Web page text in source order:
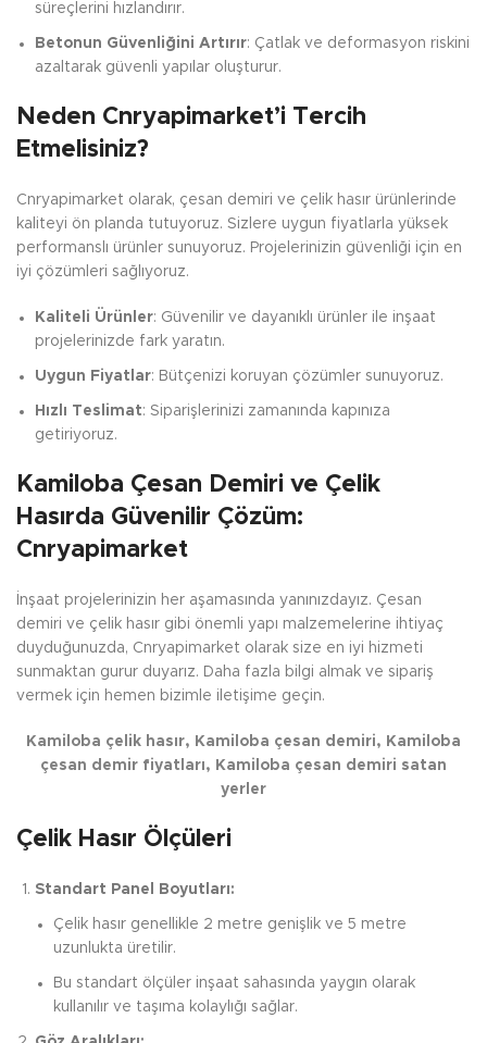
süreçlerini hızlandırır.
Betonun Güvenliğini Artırır: Çatlak ve deformasyon riskini
azaltarak güvenli yapılar oluşturur.
Neden Cnryapimarket’i Tercih
Etmelisiniz?
Cnryapimarket olarak, çesan demiri ve çelik hasır ürünlerinde
kaliteyi ön planda tutuyoruz. Sizlere uygun fiyatlarla yüksek
performanslı ürünler sunuyoruz. Projelerinizin güvenliği için en
iyi çözümleri sağlıyoruz.
Kaliteli Ürünler: Güvenilir ve dayanıklı ürünler ile inşaat
projelerinizde fark yaratın.
Uygun Fiyatlar: Bütçenizi koruyan çözümler sunuyoruz.
Hızlı Teslimat: Siparişlerinizi zamanında kapınıza
getiriyoruz.
Kamiloba Çesan Demiri ve Çelik
Hasırda Güvenilir Çözüm:
Cnryapimarket
İnşaat projelerinizin her aşamasında yanınızdayız. Çesan
demiri ve çelik hasır gibi önemli yapı malzemelerine ihtiyaç
duyduğunuzda, Cnryapimarket olarak size en iyi hizmeti
sunmaktan gurur duyarız. Daha fazla bilgi almak ve sipariş
vermek için hemen bizimle iletişime geçin.
Kamiloba çelik hasır, Kamiloba çesan demiri, Kamiloba
çesan demir fiyatları, Kamiloba çesan demiri satan
yerler
Çelik Hasır Ölçüleri
Standart Panel Boyutları:
Çelik hasır genellikle 2 metre genişlik ve 5 metre
uzunlukta üretilir.
Bu standart ölçüler inşaat sahasında yaygın olarak
kullanılır ve taşıma kolaylığı sağlar.